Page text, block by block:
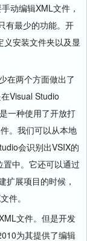
动编辑XML文件，
有最少的功能。开
安装文件夹以及显
两个方面做出了
Visual Studio
一种使用了开放打
。我们可以从本地
会识别出VSIX的
中。它还可以通过
扩展项目的时候，
件。
文件。但是开发
为其提供了编辑